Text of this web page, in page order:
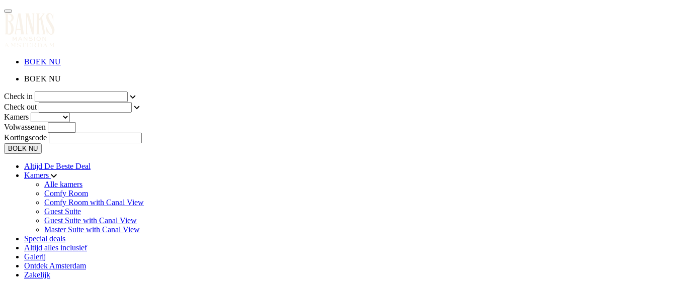
BOEK NU
BOEK NU
Check in
Check out
Kamers
Volwassenen
Kortingscode
BOEK NU
Altijd De Beste Deal
Kamers
Alle kamers
Comfy Room
Comfy Room with Canal View
Guest Suite
Guest Suite with Canal View
Master Suite with Canal View
Special deals
Altijd alles inclusief
Galerij
Ontdek Amsterdam
Zakelijk